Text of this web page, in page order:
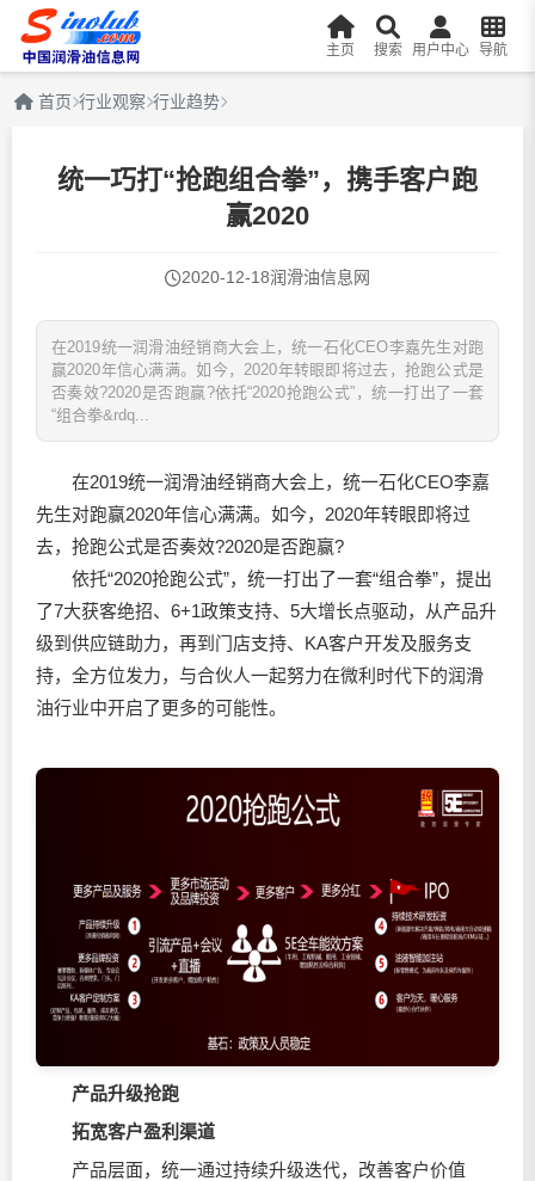
主页 搜索 用户中心 导航
首页 行业观察 行业趋势
统一巧打“抢跑组合拳”，携手客户跑
赢2020
2020-12-18润滑油信息网
在2019统一润滑油经销商大会上，统一石化CEO李嘉先生对跑
赢2020年信心满满。如今，2020年转眼即将过去，抢跑公式是
否奏效?2020是否跑赢?依托“2020抢跑公式”，统一打出了一套
“组合拳&rdq...
在2019统一润滑油经销商大会上，统一石化CEO李嘉
先生对跑赢2020年信心满满。如今，2020年转眼即将过
去，抢跑公式是否奏效?2020是否跑赢?
依托“2020抢跑公式”，统一打出了一套“组合拳”，提出
了7大获客绝招、6+1政策支持、5大增长点驱动，从产品升
级到供应链助力，再到门店支持、KA客户开发及服务支
持，全方位发力，与合伙人一起努力在微利时代下的润滑
油行业中开启了更多的可能性。
产品升级抢跑
拓宽客户盈利渠道
产品层面，统一通过持续升级迭代，改善客户价值